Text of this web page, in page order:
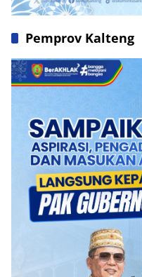
Pemprov Kalteng